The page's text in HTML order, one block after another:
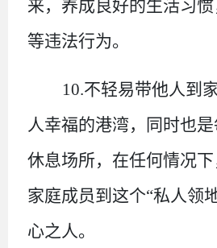
来，养成良好的生活习
等违法行为。
10.不轻易带他人到家
人幸福的港湾，同时也
休息场所，在任何情况
家庭成员到这个“私人领
心之人。